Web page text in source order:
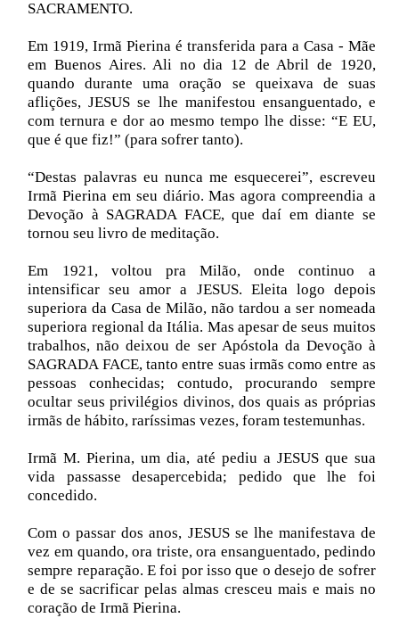
SACRAMENTO.
Em 1919, Irmã Pierina é transferida para a Casa - Mãe
em Buenos Aires. Ali no dia 12 de Abril de 1920,
quando durante uma oração se queixava de suas
aflições, JESUS se lhe manifestou ensanguentado, e
com ternura e dor ao mesmo tempo lhe disse: “E EU,
que é que fiz!” (para sofrer tanto).
“Destas palavras eu nunca me esquecerei”, escreveu
Irmã Pierina em seu diário. Mas agora compreendia a
Devoção à SAGRADA FACE, que daí em diante se
tornou seu livro de meditação.
Em 1921, voltou pra Milão, onde continuo a
intensificar seu amor a JESUS. Eleita logo depois
superiora da Casa de Milão, não tardou a ser nomeada
superiora regional da Itália. Mas apesar de seus muitos
trabalhos, não deixou de ser Apóstola da Devoção à
SAGRADA FACE, tanto entre suas irmãs como entre as
pessoas conhecidas; contudo, procurando sempre
ocultar seus privilégios divinos, dos quais as próprias
irmãs de hábito, raríssimas vezes, foram testemunhas.
Irmã M. Pierina, um dia, até pediu a JESUS que sua
vida passasse desapercebida; pedido que lhe foi
concedido.
Com o passar dos anos, JESUS se lhe manifestava de
vez em quando, ora triste, ora ensanguentado, pedindo
sempre reparação. E foi por isso que o desejo de sofrer
e de se sacrificar pelas almas cresceu mais e mais no
coração de Irmã Pierina.